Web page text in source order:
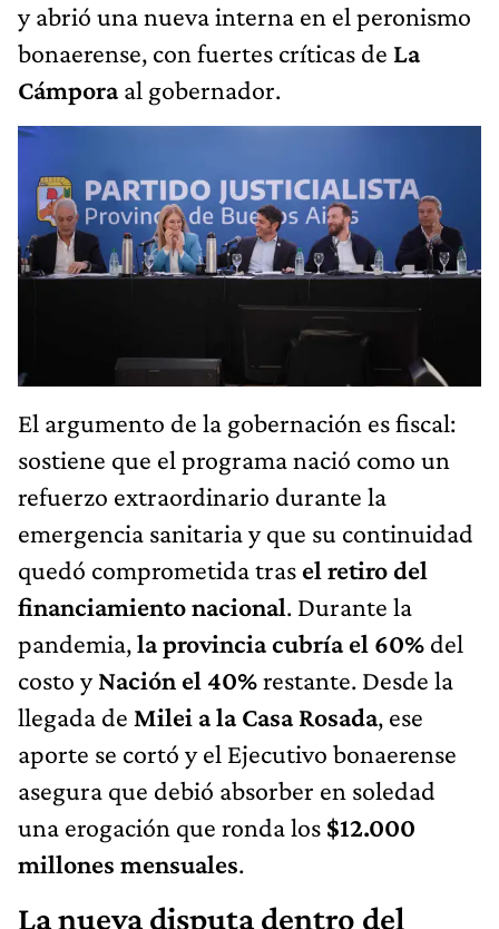
y abrió una nueva interna en el peronismo
bonaerense, con fuertes críticas de La
Cámporaal gobernador.
El argumento de la gobernación es fiscal:
sostiene que el programa nació como un
refuerzo extraordinario durante la
emergencia sanitaria y que su continuidad
quedó comprometida tras el retiro del
financiamiento nacional. Durante la
pandemia,la provincia cubría el 60% del
costo yNación el 40%restante. Desde la
llegada de Milei a la Casa Rosada, ese
aporte se cortó y el Ejecutivo bonaerense
asegura que debió absorber en soledad
una erogación que ronda los $12.000
millones mensuales.
La nueva disputa dentro del